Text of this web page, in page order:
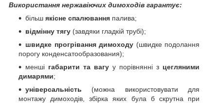
Використання нержавіючих димоходів гарантує:
більш якісне спалювання палива;
відмінну тягу (завдяки гладкій трубі);
швидке прогрівання димоходу (швидке подолання
порогу конденсатообразования);
менші габарити та вагу у порівнянні з цегляними
димарями;
універсальність (можна використовувати для
монтажу димоходів, збірка яких була б скрутна при